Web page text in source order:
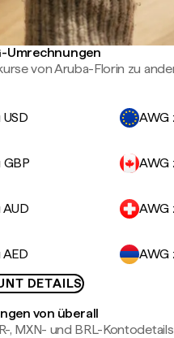
Umrechnungen
von Aruba-Florin zu
AWG
GBP AWG
AWG
AWG
DETAILS
von überall
, MXN- und BRL-